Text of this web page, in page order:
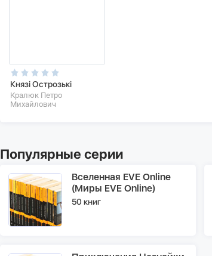
Князі Острозькі
Кралюк Петро
Михайлович
Популярные серии
Вселенная EVE Online
(Миры EVE Online)
50 книг